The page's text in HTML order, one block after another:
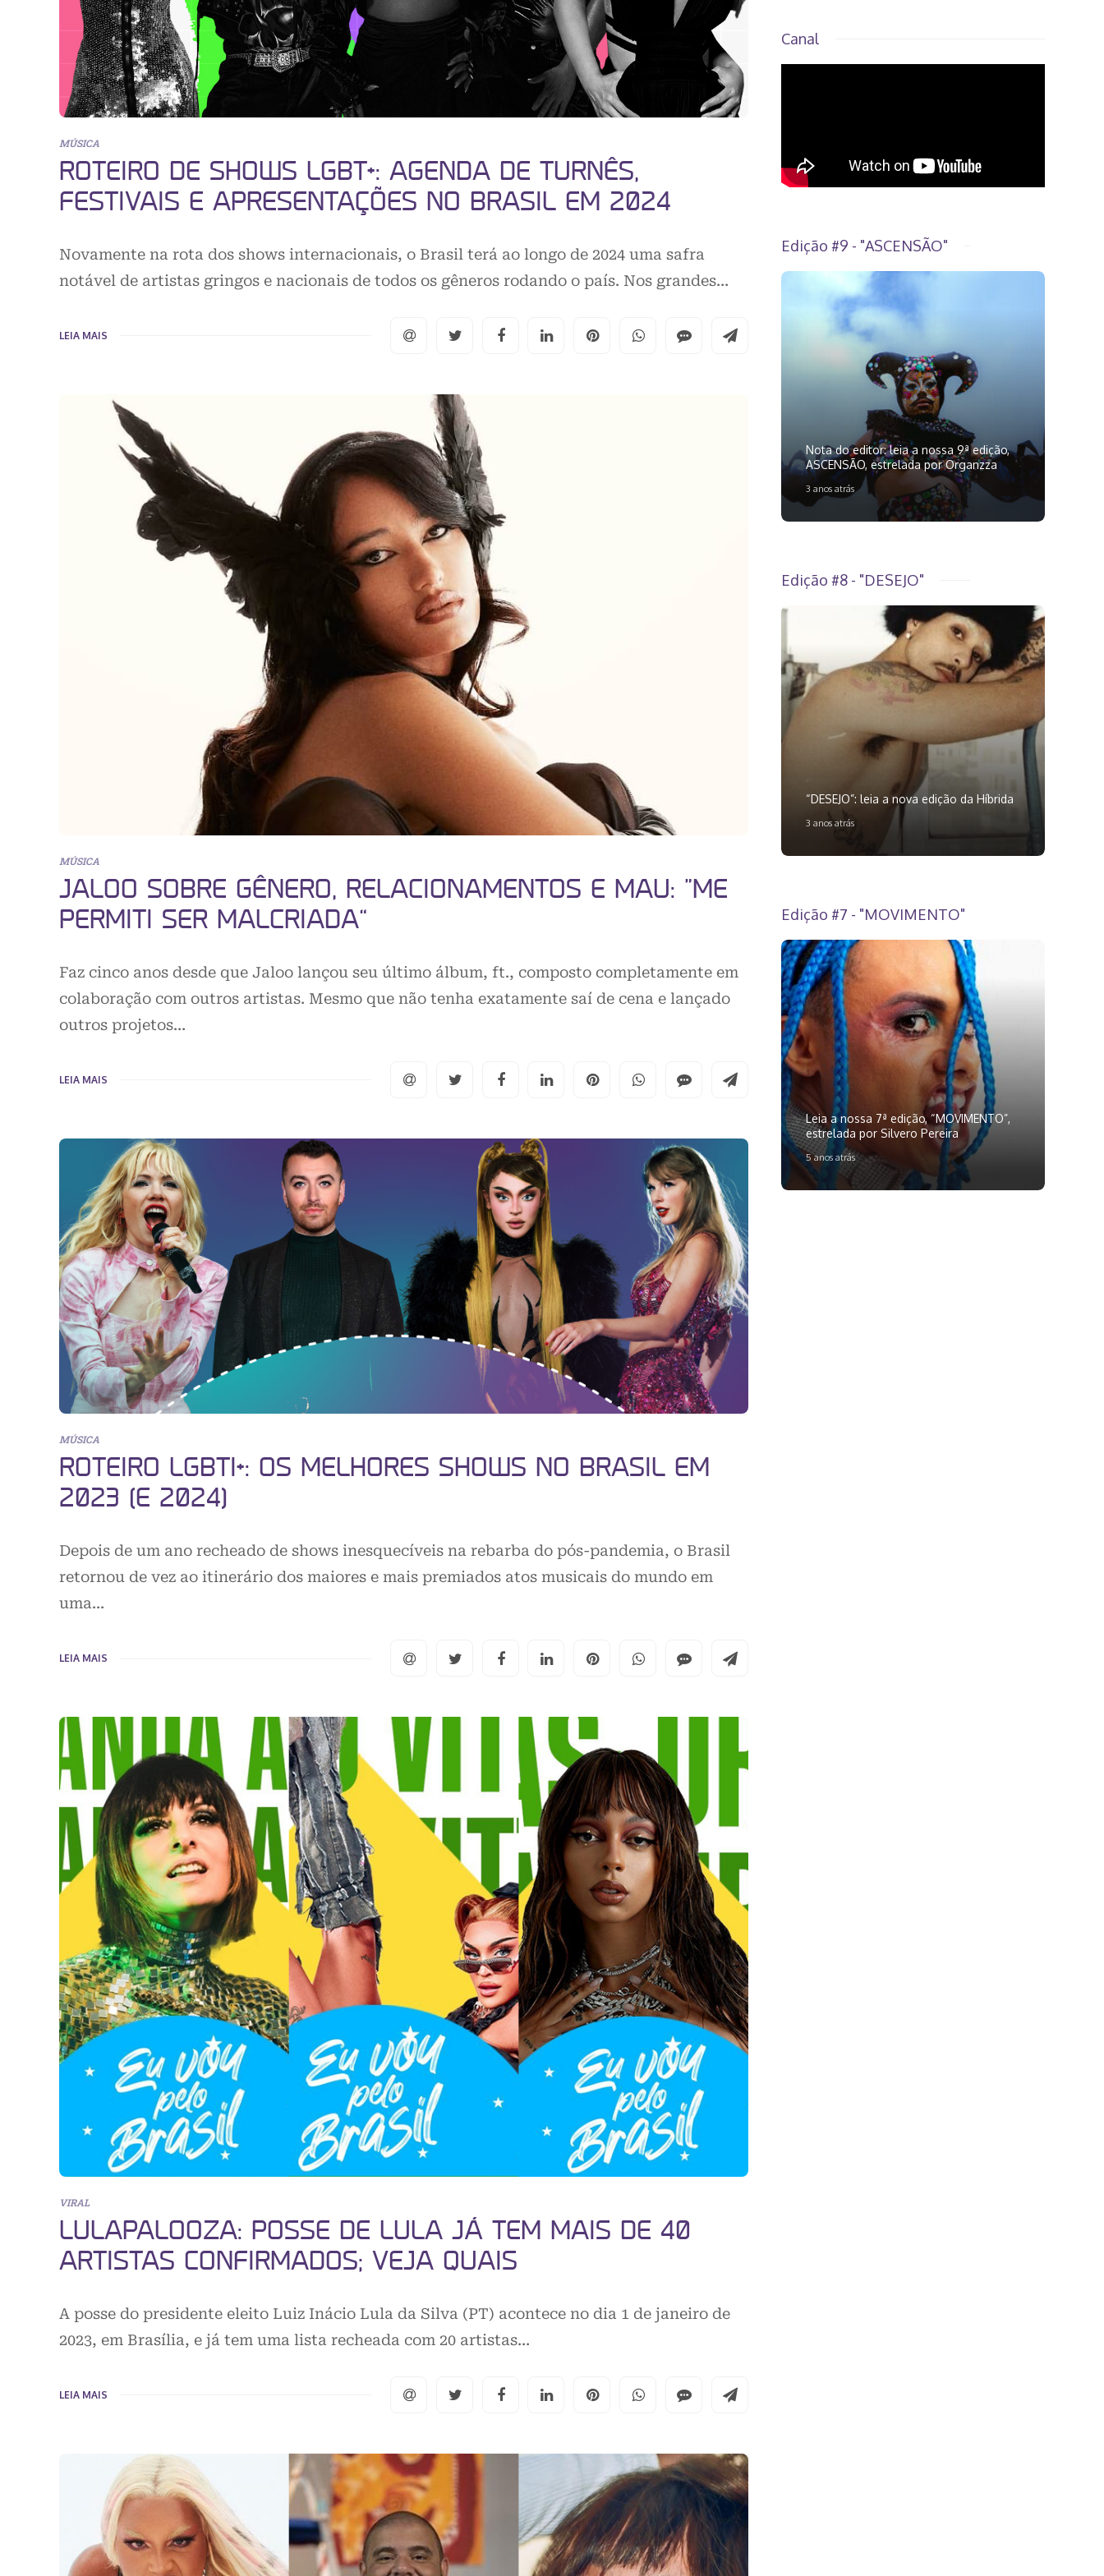
MÚSICA
ROTEIRO DE SHOWS LGBT+: AGENDA DE TURNÊS,
FESTIVAIS E APRESENTAÇÕES NO BRASIL EM 2024
Novamente na rota dos shows internacionais, o Brasil terá ao longo de 2024 uma safra
notável de artistas gringos e nacionais de todos os gêneros rodando o país. Nos grandes…
LEIA MAIS
MÚSICA
JALOO SOBRE GÊNERO, RELACIONAMENTOS E MAU: “ME
PERMITI SER MALCRIADA”
Faz cinco anos desde que Jaloo lançou seu último álbum, ft., composto completamente em
colaboração com outros artistas. Mesmo que não tenha exatamente saí de cena e lançado
outros projetos…
LEIA MAIS
MÚSICA
ROTEIRO LGBTI+: OS MELHORES SHOWS NO BRASIL EM
2023 (E 2024)
Depois de um ano recheado de shows inesquecíveis na rebarba do pós-pandemia, o Brasil
retornou de vez ao itinerário dos maiores e mais premiados atos musicais do mundo em
uma…
LEIA MAIS
VIRAL
LULAPALOOZA: POSSE DE LULA JÁ TEM MAIS DE 40
ARTISTAS CONFIRMADOS; VEJA QUAIS
A posse do presidente eleito Luiz Inácio Lula da Silva (PT) acontece no dia 1 de janeiro de
2023, em Brasília, e já tem uma lista recheada com 20 artistas…
LEIA MAIS
Canal
Edição #9 - "ASCENSÃO"
Nota do editor: leia a nossa 9ª edição,
ASCENSÃO, estrelada por Organzza
3 anos atrás
Edição #8 - "DESEJO"
“DESEJO”: leia a nova edição da Híbrida
3 anos atrás
Edição #7 - "MOVIMENTO"
Leia a nossa 7ª edição, “MOVIMENTO”,
estrelada por Silvero Pereira
5 anos atrás